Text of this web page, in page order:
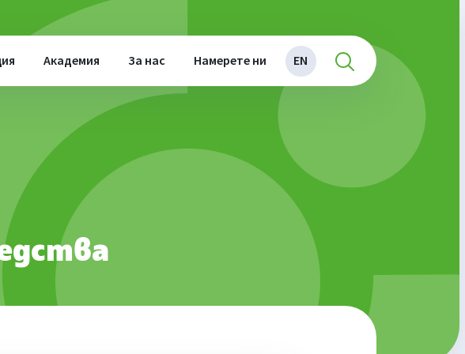
Академия За нас Намерете ни EN